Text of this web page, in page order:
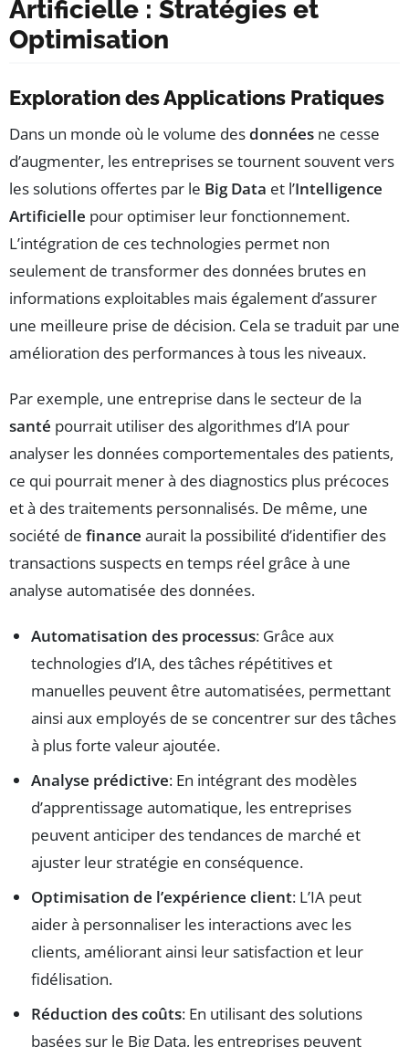
Artificielle : Stratégies et
Optimisation
Exploration des Applications Pratiques
Dans un monde où le volume desdonnées ne cesse
d’augmenter, les entreprises se tournent souvent vers
les solutions offertes par le Big Data et l’Intelligence
Artificielle pour optimiser leur fonctionnement.
L’intégration de ces technologies permet non
seulement de transformer des données brutes en
informations exploitables mais également d’assurer
une meilleure prise de décision. Cela se traduit par une
amélioration des performances à tous les niveaux.
Par exemple, une entreprise dans le secteur de la
santé pourrait utiliser des algorithmes d’IA pour
analyser les données comportementales des patients,
ce qui pourrait mener à des diagnostics plus précoces
et à des traitements personnalisés. De même, une
société de finance aurait la possibilité d’identifier des
transactions suspects en temps réel grâce à une
analyse automatisée des données.
Automatisation des processus: Grâce aux
technologies d’IA, des tâches répétitives et
manuelles peuvent être automatisées, permettant
ainsi aux employés de se concentrer sur des tâches
à plus forte valeur ajoutée.
Analyse prédictive: En intégrant des modèles
d’apprentissage automatique, les entreprises
peuvent anticiper des tendances de marché et
ajuster leur stratégie en conséquence.
Optimisation de l’expérience client: L’IA peut
aider à personnaliser les interactions avec les
clients, améliorant ainsi leur satisfaction et leur
fidélisation.
Réduction des coûts: En utilisant des solutions
basées sur le Big Data, les entreprises peuvent